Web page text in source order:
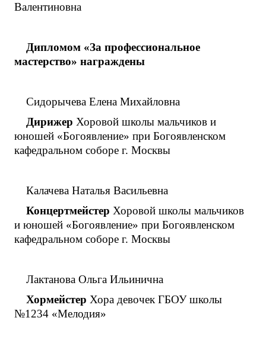
Валентиновна
Дипломом «За профессиональное
мастерство» награждены
Сидорычева Елена Михайловна
Дирижер Хоровой школы мальчиков и
юношей «Богоявление» при Богоявленском
кафедральном соборе г. Москвы
Калачева Наталья Васильевна
Концертмейстер Хоровой школы мальчиков
и юношей «Богоявление» при Богоявленском
кафедральном соборе г. Москвы
Лактанова Ольга Ильинична
Хормейстер Хора девочек ГБОУ школы
№1234 «Мелодия»